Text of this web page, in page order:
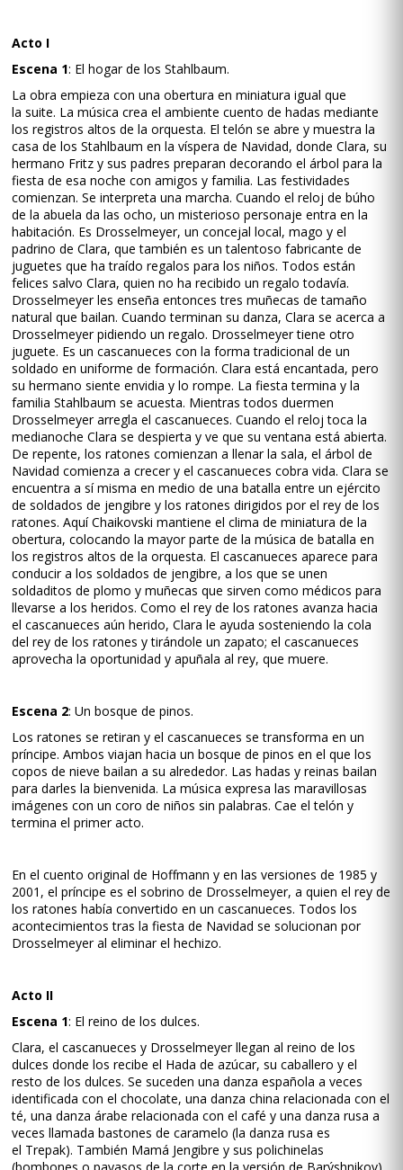
Acto I
Escena 1: El hogar de los Stahlbaum.
La obra empieza con una obertura en miniatura igual que
la suite. La música crea el ambiente cuento de hadas mediante
los registros altos de la orquesta. El telón se abre y muestra la
casa de los Stahlbaum en la víspera de Navidad, donde Clara, su
hermano Fritz y sus padres preparan decorando el árbol para la
fiesta de esa noche con amigos y familia. Las festividades
comienzan. Se interpreta una marcha. Cuando el reloj de búho
de la abuela da las ocho, un misterioso personaje entra en la
habitación. Es Drosselmeyer, un concejal local, mago y el
padrino de Clara, que también es un talentoso fabricante de
juguetes que ha traído regalos para los niños. Todos están
felices salvo Clara, quien no ha recibido un regalo todavía.
Drosselmeyer les enseña entonces tres muñecas de tamaño
natural que bailan. Cuando terminan su danza, Clara se acerca a
Drosselmeyer pidiendo un regalo. Drosselmeyer tiene otro
juguete. Es un cascanueces con la forma tradicional de un
soldado en uniforme de formación. Clara está encantada, pero
su hermano siente envidia y lo rompe. La fiesta termina y la
familia Stahlbaum se acuesta. Mientras todos duermen
Drosselmeyer arregla el cascanueces. Cuando el reloj toca la
medianoche Clara se despierta y ve que su ventana está abierta.
De repente, los ratones comienzan a llenar la sala, el árbol de
Navidad comienza a crecer y el cascanueces cobra vida. Clara se
encuentra a sí misma en medio de una batalla entre un ejército
de soldados de jengibre y los ratones dirigidos por el rey de los
ratones. Aquí Chaikovski mantiene el clima de miniatura de la
obertura, colocando la mayor parte de la música de batalla en
los registros altos de la orquesta. El cascanueces aparece para
conducir a los soldados de jengibre, a los que se unen
soldaditos de plomo y muñecas que sirven como médicos para
llevarse a los heridos. Como el rey de los ratones avanza hacia
el cascanueces aún herido, Clara le ayuda sosteniendo la cola
del rey de los ratones y tirándole un zapato; el cascanueces
aprovecha la oportunidad y apuñala al rey, que muere.
Escena 2: Un bosque de pinos.
Los ratones se retiran y el cascanueces se transforma en un
príncipe. Ambos viajan hacia un bosque de pinos en el que los
copos de nieve bailan a su alrededor. Las hadas y reinas bailan
para darles la bienvenida. La música expresa las maravillosas
imágenes con un coro de niños sin palabras. Cae el telón y
termina el primer acto.
En el cuento original de Hoffmann y en las versiones de 1985 y
2001, el príncipe es el sobrino de Drosselmeyer, a quien el rey de
los ratones había convertido en un cascanueces. Todos los
acontecimientos tras la fiesta de Navidad se solucionan por
Drosselmeyer al eliminar el hechizo.
Acto II
Escena 1: El reino de los dulces.
Clara, el cascanueces y Drosselmeyer llegan al reino de los
dulces donde los recibe el Hada de azúcar, su caballero y el
resto de los dulces. Se suceden una danza española a veces
identificada con el chocolate, una danza china relacionada con el
té, una danza árabe relacionada con el café y una danza rusa a
veces llamada bastones de caramelo (la danza rusa es
el Trepak). También Mamá Jengibre y sus polichinelas